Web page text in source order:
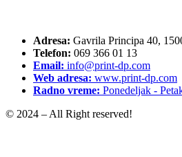
Adresa: Gavrila Principa 40,
Telefon: 069 366 01 13
Email: info@print-dp.com
Web adresa: www.print-dp.com
Radno vreme: Ponedeljak -
© 2024 – All Right reserved!